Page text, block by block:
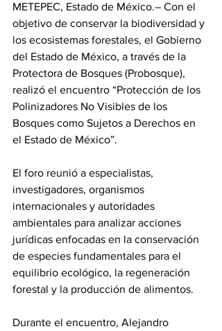
METEPEC, Estado de México.– Con el
objetivo de conservar la biodiversidad y
los ecosistemas forestales, el Gobierno
del Estado de México, a través de la
Protectora de Bosques (Probosque),
realizó el encuentro “Protección de los
Polinizadores No Visibles de los
Bosques como Sujetos a Derechos en
el Estado de México”.
El foro reunió a especialistas,
investigadores, organismos
internacionales y autoridades
ambientales para analizar acciones
jurídicas enfocadas en la conservación
de especies fundamentales para el
equilibrio ecológico, la regeneración
forestal y la producción de alimentos.
Durante el encuentro, Alejandro